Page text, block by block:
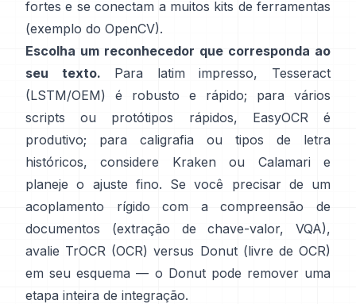
fortes e se conectam a muitos kits de ferramentas
(exemplo do OpenCV).
Escolha um reconhecedor que corresponda ao
seu texto. Para latim impresso,
Tesseract
(LSTM/OEM)
é robusto e rápido; para vários
scripts ou protótipos rápidos,
EasyOCR
é
produtivo; para caligrafia ou tipos de letra
históricos, considere
Kraken ou Calamari
e
planeje o ajuste fino. Se você precisar de um
acoplamento rígido com a compreensão de
documentos (extração de chave-valor, VQA),
avalie TrOCR (OCR) versus Donut (livre de OCR)
em seu esquema — o Donut pode remover uma
etapa inteira de integração.